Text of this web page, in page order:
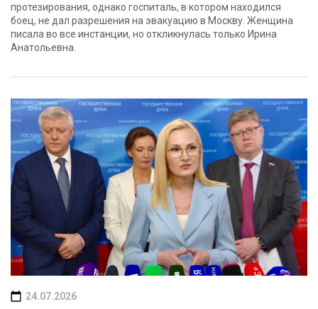
протезирования, однако госпиталь, в котором находился
боец, не дал разрешения на эвакуацию в Москву. Женщина
писала во все инстанции, но откликнулась только Ирина
Анатольевна.
24.07.2026